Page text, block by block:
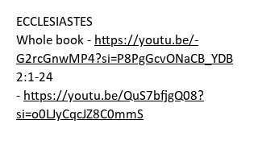
ECCLESIASTES
Whole book - https://youtu.be/-
G2rcGnwMP4?si=P8PgGcvONaCB_YDB
2:1-24
- https://youtu.be/QuS7bfjgQ08?
si=o0LJyCqcJZ8C0mmS